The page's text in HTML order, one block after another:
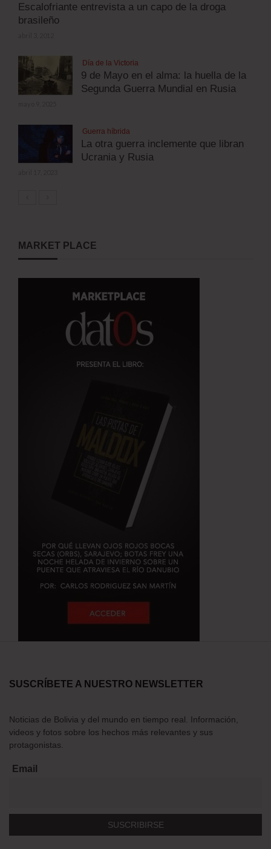
Escalofriante entrevista a un capo de la droga
brasileño
Día de la Victoria
9 de Mayo en el alma: la huella de la
Segunda Guerra Mundial en Rusia
Guerra híbrida
La otra guerra inclemente que libran
Ucrania y Rusia
MARKET PLACE
SUSCRÍBETE A NUESTRO NEWSLETTER
Noticias de Bolivia y del mundo en tiempo real. Información,
videos y fotos sobre los hechos más relevantes y sus
protagonistas.
Email